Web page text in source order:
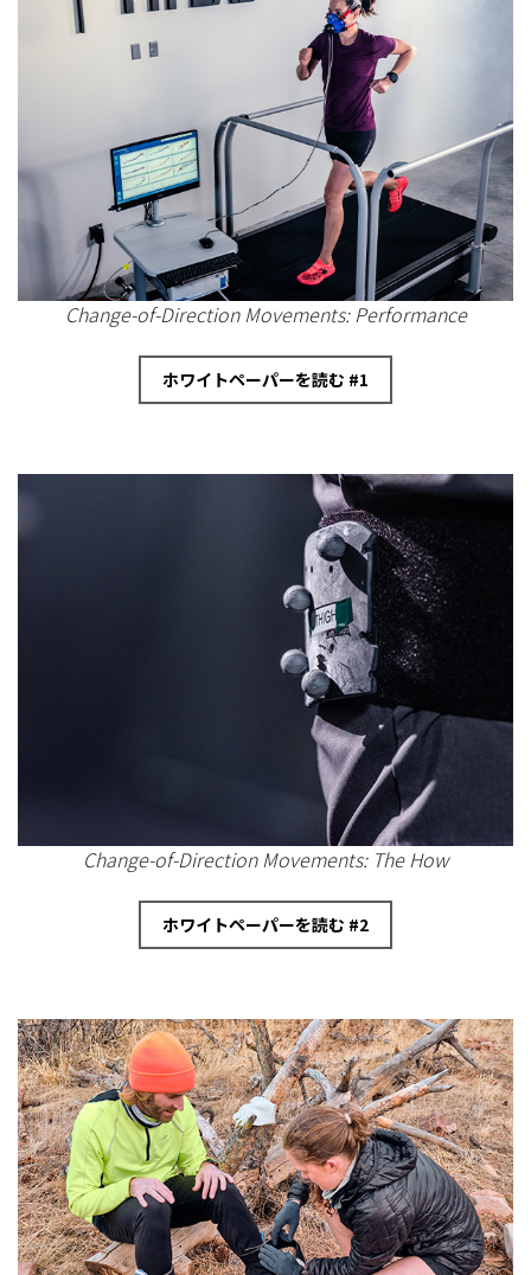
Change-of-Direction Movements: Performance
ホワイトペーパーを読む #1
Change-of-Direction Movements: The How
ホワイトペーパーを読む #2